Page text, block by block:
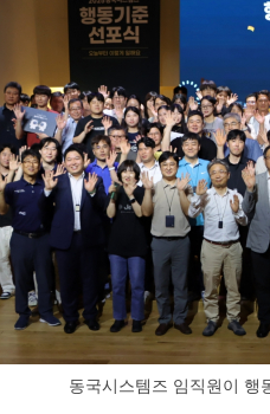
동국시스템즈 임직원이 행